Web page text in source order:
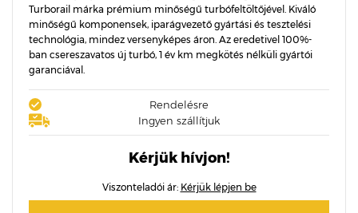
Turborail márka prémium minőségű turbófeltöltőjével. Kiváló
minőségű komponensek, iparágvezető gyártási és tesztelési
technológia, mindez versenyképes áron. Az eredetivel 100%-
ban csereszavatos új turbó, 1 év km megkötés nélküli gyártói
garanciával.
Rendelésre
Ingyen szállítjuk
Kérjük hívjon!
Viszonteladói ár: Kérjük lépjen be